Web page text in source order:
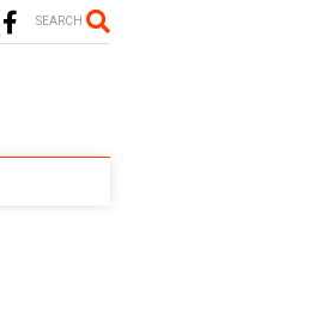
SEARCH